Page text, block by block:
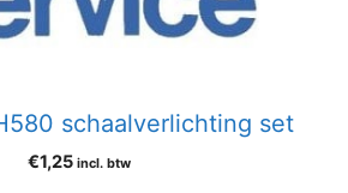
schaalverlichting set
€1,25 incl. btw